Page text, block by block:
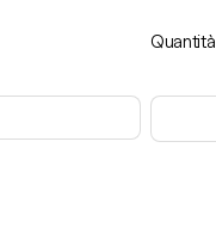
Quantità